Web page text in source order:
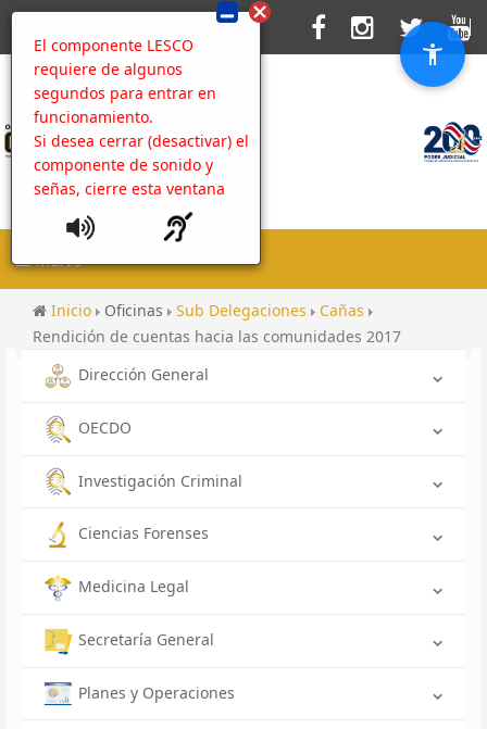
El componente LESCO
requiere de algunos
segundos para entrar en
funcionamiento.
Si desea cerrar (desactivar) el
componente de sonido y
señas, cierre esta ventana
MENU
Inicio Oficinas Sub Delegaciones
Cañas
Rendición de cuentas hacia las comunidades 2017
Dirección General
OECDO
Investigación Criminal
Ciencias Forenses
Medicina Legal
Secretaría General
Planes y Operaciones